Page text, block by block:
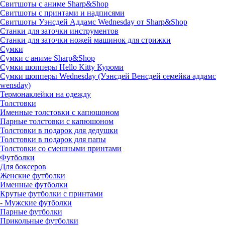
Свитшоты с аниме Sharp&Shop
Свитшоты с принтами и надписями
Свитшоты Уэнсдей Аддамс Wednesday от Sharp&Shop
Станки для заточки инструментов
Станки для заточки ножей машинок для стрижки
Сумки
Сумки с аниме Sharp&Shop
Сумки шопперы Hello Kitty Куроми
Сумки шопперы Wednesday (Уэнсдей Венсдей семейка аддамс
wensday)
Термонаклейки на одежду
Толстовки
Именные толстовки с капюшоном
Парные толстовки с капюшоном
Толстовки в подарок для дедушки
Толстовки в подарок для папы
Толстовки со смешными принтами
Футболки
Для боксеров
Женские футболки
Именные футболки
Крутые футболки с принтами
- Мужские футболки
Парные футболки
Прикольные футболки